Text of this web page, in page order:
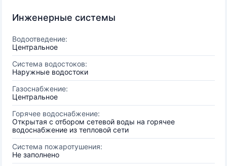
Инженерные системы
Водоотведение:
Центральное
Система водостоков:
Наружные водостоки
Газоснабжение:
Центральное
Горячее водоснабжение:
Открытая с отбором сетевой воды на горячее
водоснабжение из тепловой сети
Система пожаротушения:
Не заполнено